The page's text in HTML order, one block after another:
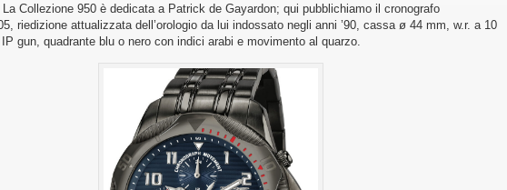
Collezione 950 è dedicata a Patrick de Gayardon; qui pubblichiamo il cronografo
riedizione attualizzata dell’orologio da lui indossato negli anni ’90, cassa ø 44 mm, w.r. a 10
gun, quadrante blu o nero con indici arabi e movimento al quarzo.